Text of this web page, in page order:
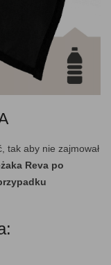
tak aby nie zajmował
Reva po